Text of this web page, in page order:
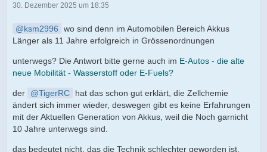
30. Dezember 2025 um 18:35
ksm2996
wo sind denn im Automobilen Bereich Akkus
Länger als 11 Jahre erfolgreich in Grössenordnungen
unterwegs? Die Antwort bitte gerne auch im E-Autos - die alte
neue Mobilität - Wasserstoff oder E-Fuels?
der TigerRC
hat das schon gut erklärt, die Zellchemie
ändert sich immer wieder, deswegen gibt es keine Erfahrungen
mit der Aktuellen Generation von Akkus, weil die Noch garnicht
10 Jahre unterwegs sind.
das bedeutet nicht, das die Technik schlechter geworden ist,